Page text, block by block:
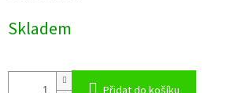
cena:
Skladem